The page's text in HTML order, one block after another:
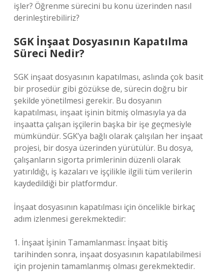
işler? Öğrenme sürecini bu konu üzerinden nasıl
derinleştirebiliriz?
SGK İnşaat Dosyasının Kapatılma
Süreci Nedir?
SGK inşaat dosyasının kapatılması, aslında çok basit
bir prosedür gibi gözükse de, sürecin doğru bir
şekilde yönetilmesi gerekir. Bu dosyanın
kapatılması, inşaat işinin bitmiş olmasıyla ya da
inşaatta çalışan işçilerin başka bir işe geçmesiyle
mümkündür. SGK’ya bağlı olarak çalışılan her inşaat
projesi, bir dosya üzerinden yürütülür. Bu dosya,
çalışanların sigorta primlerinin düzenli olarak
yatırıldığı, iş kazaları ve işçilikle ilgili tüm verilerin
kaydedildiği bir platformdur.
İnşaat dosyasının kapatılması için öncelikle birkaç
adım izlenmesi gerekmektedir:
1. İnşaat İşinin Tamamlanması: İnşaat bitiş
tarihinden sonra, inşaat dosyasının kapatılabilmesi
için projenin tamamlanmış olması gerekmektedir.